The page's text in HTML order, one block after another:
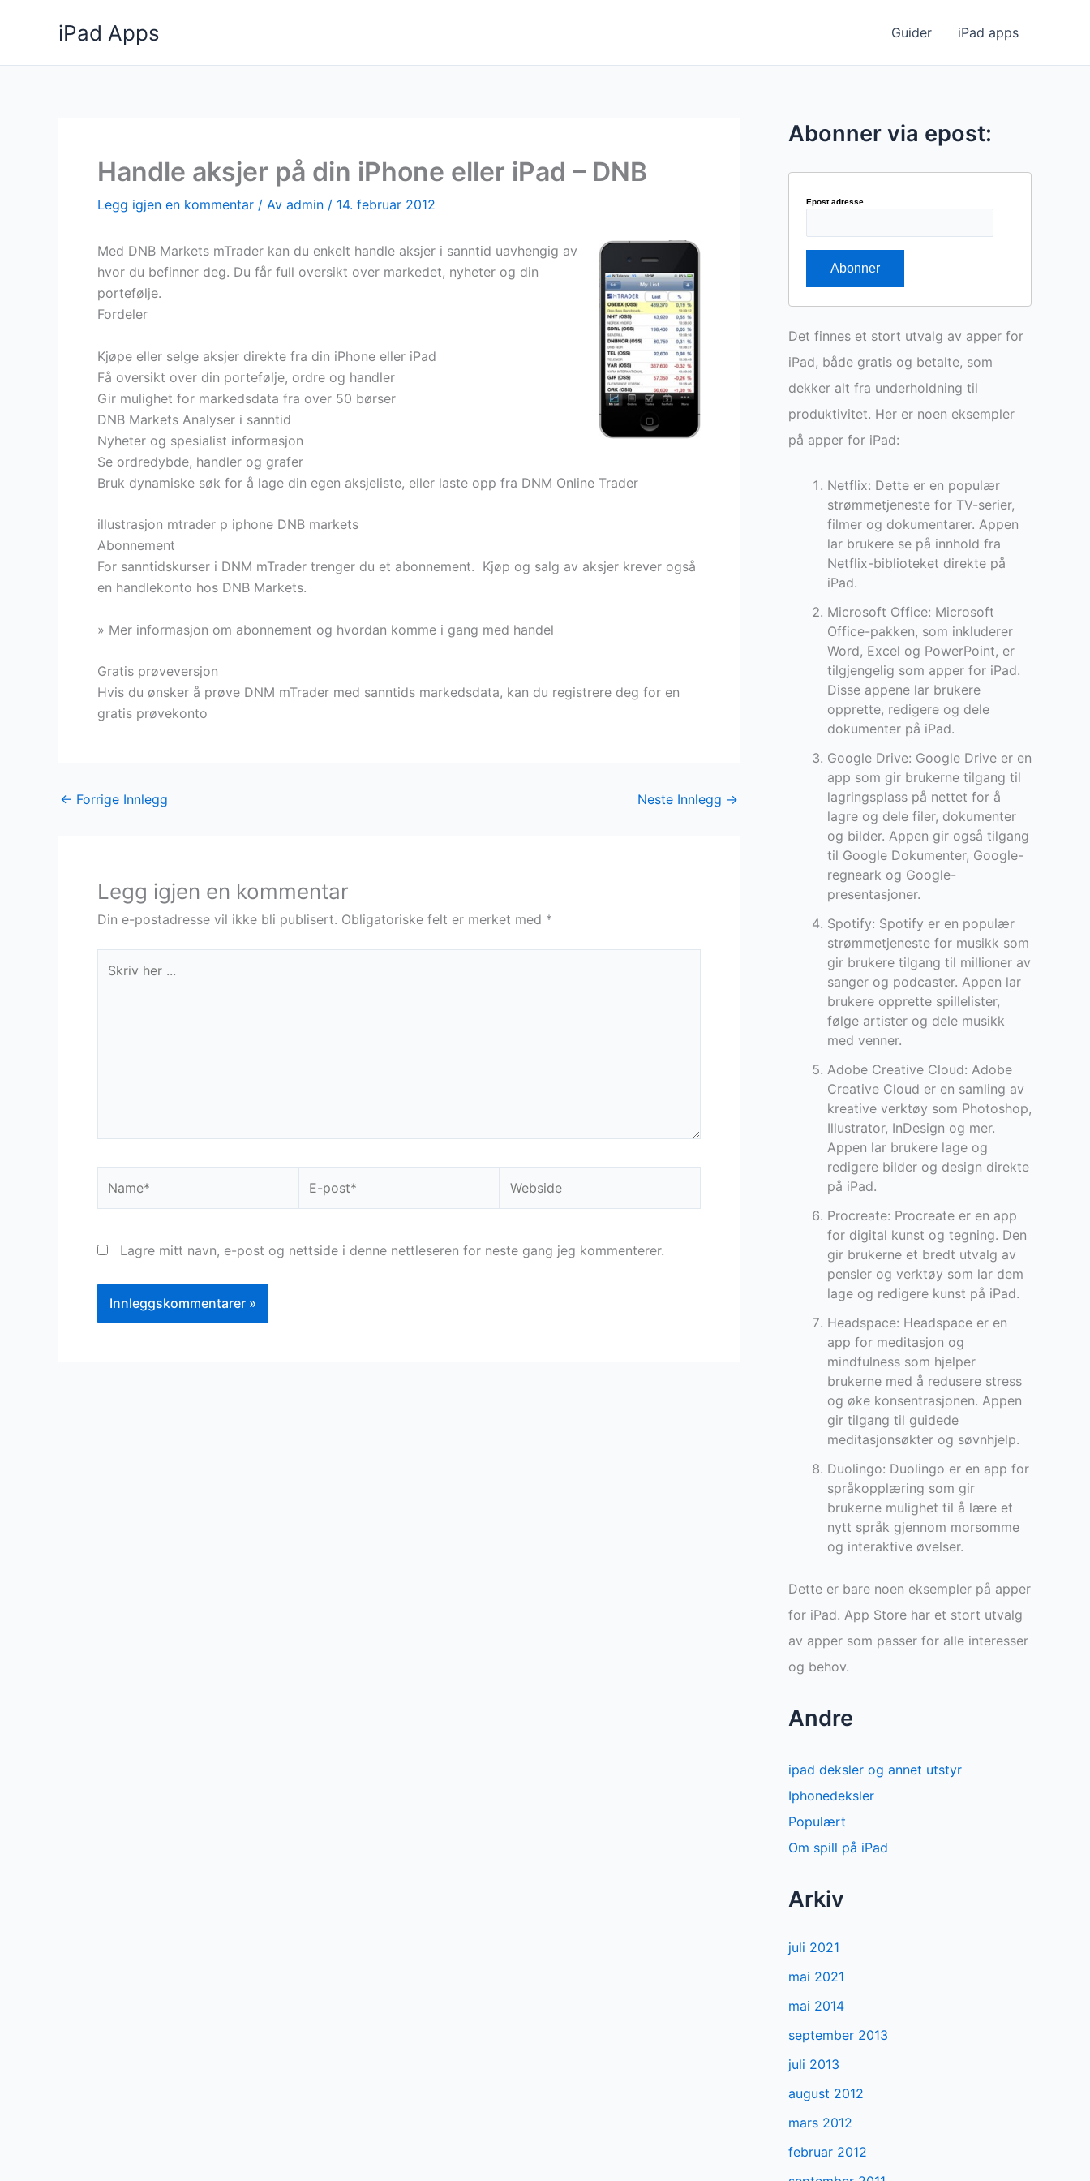
iPad Apps Guider iPad apps
Handle aksjer på din iPhone eller iPad – DNB
Legg igjen en kommentar / Av admin / 14. februar 2012
Med DNB Markets mTrader kan du enkelt handle aksjer i sanntid uavhengig av
hvor du befinner deg. Du får full oversikt over markedet, nyheter og din
portefølje.
Fordeler
Kjøpe eller selge aksjer direkte fra din iPhone eller iPad
Få oversikt over din portefølje, ordre og handler
Gir mulighet for markedsdata fra over 50 børser
DNB Markets Analyser i sanntid
Nyheter og spesialist informasjon
Se ordredybde, handler og grafer
Bruk dynamiske søk for å lage din egen aksjeliste, eller laste opp fra DNM Online Trader
illustrasjon mtrader p iphone DNB markets
Abonnement
For sanntidskurser i DNM mTrader trenger du et abonnement. Kjøp og salg av aksjer krever også
en handlekonto hos DNB Markets.
» Mer informasjon om abonnement og hvordan komme i gang med handel
Gratis prøveversjon
Hvis du ønsker å prøve DNM mTrader med sanntids markedsdata, kan du registrere deg for en
gratis prøvekonto
← Forrige Innlegg Neste Innlegg →
Legg igjen en kommentar
Din e-postadresse vil ikke bli publisert. Obligatoriske felt er merket med *
her
post*
Lagre mitt navn, e-post og nettside i denne nettleseren for neste gang jeg kommenterer.
Abonner via epost:
Epost adresse
Det finnes et stort utvalg av apper for
iPad, både gratis og betalte, som
dekker alt fra underholdning til
produktivitet. Her er noen eksempler
på apper for iPad:
Netflix: Dette er en populær
strømmetjeneste for TV-serier,
filmer og dokumentarer. Appen
lar brukere se på innhold fra
Netflix-biblioteket direkte på
iPad.
Microsoft Office: Microsoft
Office-pakken, som inkluderer
Word, Excel og PowerPoint, er
tilgjengelig som apper for iPad.
Disse appene lar brukere
opprette, redigere og dele
dokumenter på iPad.
Google Drive: Google Drive er en
app som gir brukerne tilgang til
lagringsplass på nettet for å
lagre og dele filer, dokumenter
og bilder. Appen gir også tilgang
til Google Dokumenter, Google-
regneark og Google-
presentasjoner.
Spotify: Spotify er en populær
strømmetjeneste for musikk som
gir brukere tilgang til millioner av
sanger og podcaster. Appen lar
brukere opprette spillelister,
følge artister og dele musikk
med venner.
Adobe Creative Cloud: Adobe
Creative Cloud er en samling av
kreative verktøy som Photoshop,
Illustrator, InDesign og mer.
Appen lar brukere lage og
redigere bilder og design direkte
på iPad.
Procreate: Procreate er en app
for digital kunst og tegning. Den
gir brukerne et bredt utvalg av
pensler og verktøy som lar dem
lage og redigere kunst på iPad.
Headspace: Headspace er en
app for meditasjon og
mindfulness som hjelper
brukerne med å redusere stress
og øke konsentrasjonen. Appen
gir tilgang til guidede
meditasjonsøkter og søvnhjelp.
Duolingo: Duolingo er en app for
språkopplæring som gir
brukerne mulighet til å lære et
nytt språk gjennom morsomme
og interaktive øvelser.
Dette er bare noen eksempler på apper
for iPad. App Store har et stort utvalg
av apper som passer for alle interesser
og behov.
Andre
ipad deksler og annet utstyr
Iphonedeksler
Populært
Om spill på iPad
Arkiv
juli 2021
mai 2021
mai 2014
september 2013
juli 2013
august 2012
mars 2012
februar 2012